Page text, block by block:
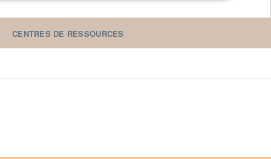
CENTRES DE RESSOURCES